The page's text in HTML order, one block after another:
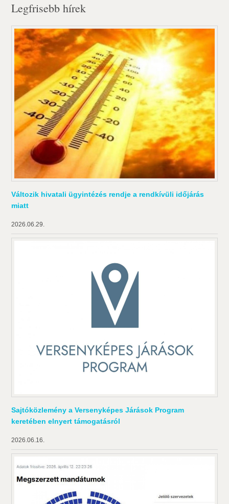
Legfrisebb hírek
Változik hivatali ügyintézés rendje a rendkívüli időjárás
miatt
2026.06.29.
Sajtóközlemény a Versenyképes Járások Program
keretében elnyert támogatásról
2026.06.16.